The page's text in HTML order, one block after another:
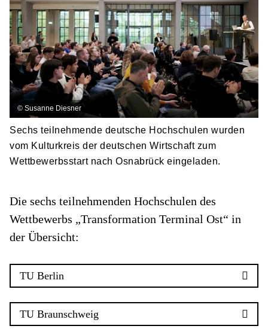
© Susanne Diesner
Sechs teilnehmende deutsche Hochschulen wurden
vom Kulturkreis der deutschen Wirtschaft zum
Wettbewerbsstart nach Osnabrück eingeladen.
Die sechs teilnehmenden Hochschulen des
Wettbewerbs „Transformation Terminal Ost“ in
der Übersicht:
TU Berlin
TU Braunschweig